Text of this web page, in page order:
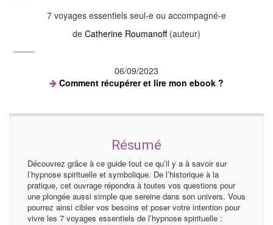
7 voyages essentiels seul-e ou accompagné-e
de Catherine Roumanoff(auteur)
06/09/2023
Comment récupérer et lire mon ebook ?
Résumé
Découvrez grâce à ce guide tout ce qu’il y a à savoir sur
l’hypnose spirituelle et symbolique. De l’historique à la
pratique, cet ouvrage répondra à toutes vos questions pour
une plongée aussi simple que sereine dans son univers. Vous
pourrez ainsi cibler vos besoins et poser votre intention pour
vivre les 7 voyages essentiels de l’hypnose spirituelle :